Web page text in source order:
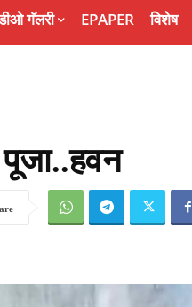
गॅलरी EPAPER विशेष